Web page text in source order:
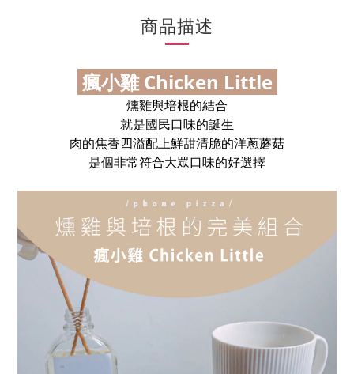
商品描述
瘋小雞 Chicken Little
燻雞與培根的結合
就是國民口味的誕生
肉的焦香四溢配上鮮甜清脆的洋蔥蘑菇
是個非常符合大眾口味的好選擇